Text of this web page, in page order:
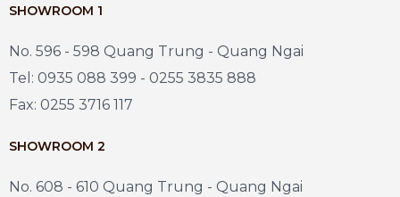
SHOWROOM 1
No. 596 - 598 Quang Trung - Quang Ngai
Tel: 0935 088 399 - 0255 3835 888
Fax: 0255 3716 117
SHOWROOM 2
No. 608 - 610 Quang Trung - Quang Ngai